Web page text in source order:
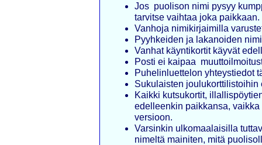
Jos puolison nimi pysyy
tarvitse vaihtaa joka paikkaan.
Vanhoja nimikirjaimilla
Pyyhkeiden ja lakanoiden
Vanhat käyntikortit käyvät
Posti ei kaipaa
Puhelinluettelon yhteystiedot
Sukulaisten
Kaikki kutsukortit,
edelleenkin paikkansa,
versioon.
Varsinkin ulkomaalaisilla
nimeltä mainiten, mitä